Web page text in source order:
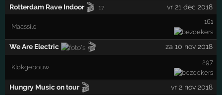
Rotterdam Rave Indoor 🎬 17 vr 21 dec 2018
Maassilo
161
We Are Electric 🎬 za 10 nov 2018
Klokgebouw
297
Hungry Music on tour 🎬 vr 2 nov 2018